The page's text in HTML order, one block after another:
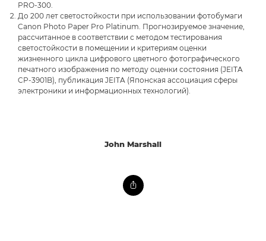
PRO-300.
До 200 лет светостойкости при использовании фотобумаги
Canon Photo Paper Pro Platinum. Прогнозируемое значение,
рассчитанное в соответствии с методом тестирования
светостойкости в помещении и критериям оценки
жизненного цикла цифрового цветного фотографического
печатного изображения по методу оценки состояния (JEITA
CP-3901B), публикация JEITA (Японская ассоциация сферы
электроники и информационных технологий).
John Marshall